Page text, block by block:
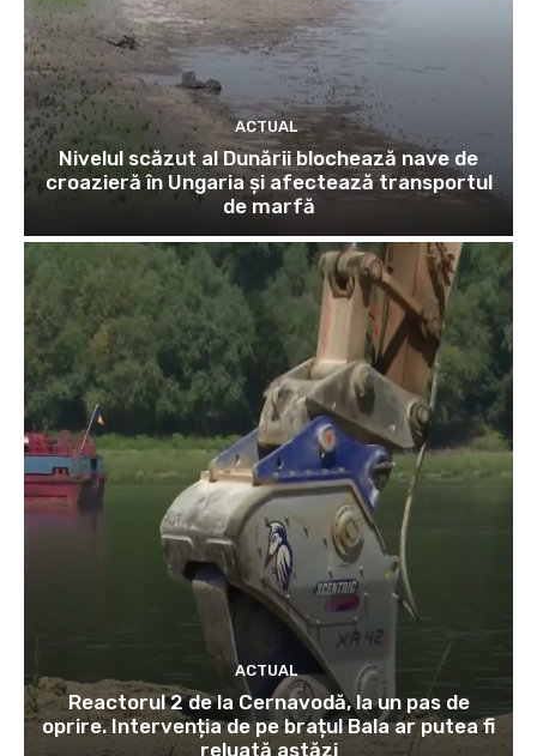
ACTUAL
Nivelul scăzut al Dunării blochează nave de
croazieră în Ungaria și afectează transportul
de marfă
ACTUAL
Reactorul 2 de la Cernavodă, la un pas de
oprire. Intervenția de pe brațul Bala ar putea fi
reluată astăzi